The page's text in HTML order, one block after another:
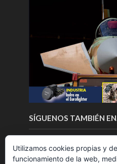
SÍGUENOS TAMBIÉN
Utilizamos cookies propias y
funcionamiento de la web,